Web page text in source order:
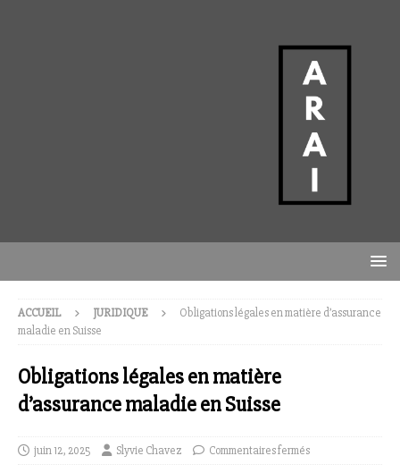
ACCUEIL JURIDIQUE
Obligations légales en matière d’assurance
maladie en Suisse
Obligations légales en matière
d’assurance maladie en Suisse
juin 12, 2025 Slyvie Chavez Commentaires fermés